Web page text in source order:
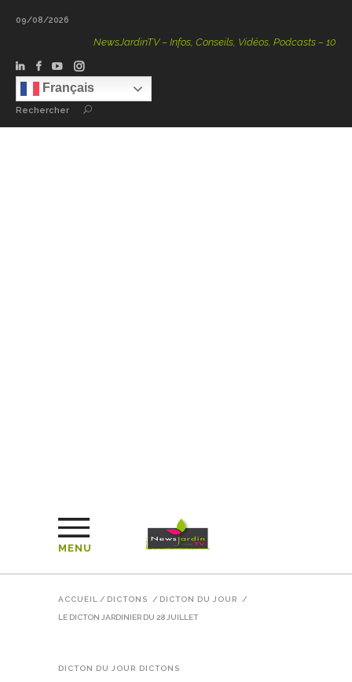
09/08/2026
NewsJardinTV – Infos, Conseils, Vidéos, Podcasts – 100 %
Français
Rechercher
MENU
ACCUEIL / DICTONS / DICTON DU JOUR /
LE DICTON JARDINIER DU 28 JUILLET
DICTON DU JOUR DICTONS